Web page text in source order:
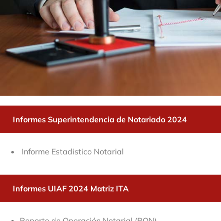
Informes Superintendencia de Notariado 2024
Informe Estadistico Notarial
Informes UIAF 2024 Matriz ITA